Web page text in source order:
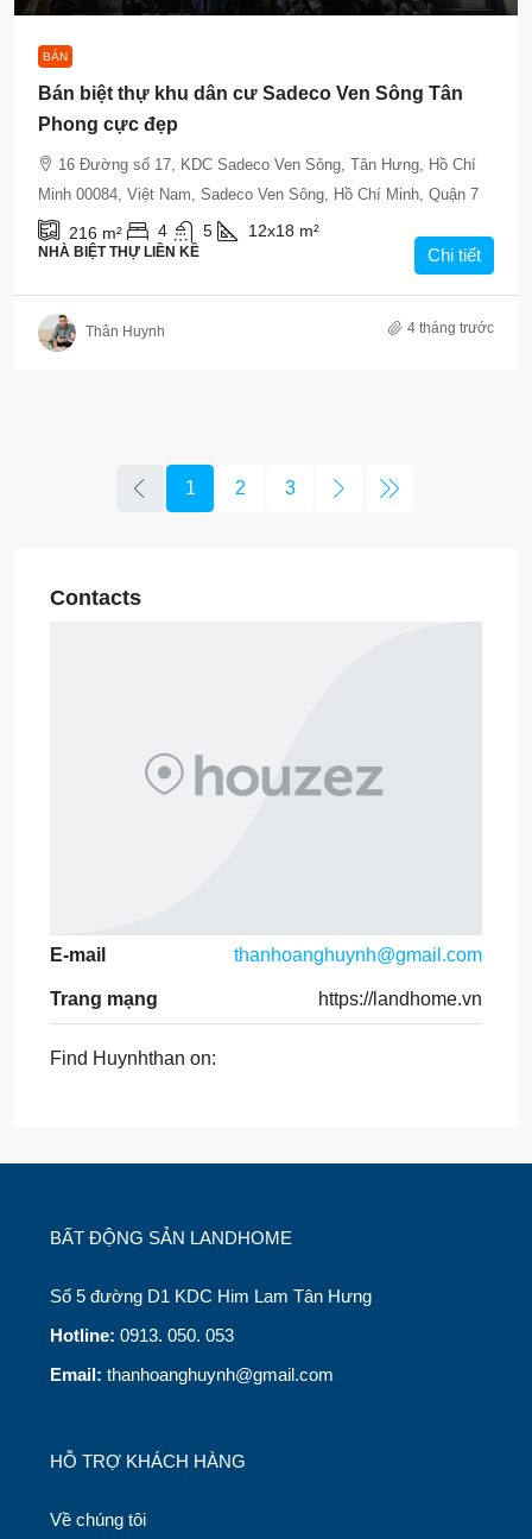
BÁN
Bán biệt thự khu dân cư Sadeco Ven Sông Tân
Phong cực đẹp
16 Đường số 17, KDC Sadeco Ven Sông, Tân Hưng, Hồ Chí
Minh 00084, Việt Nam, Sadeco Ven Sông, Hồ Chí Minh, Quận 7
216 m² 4 5 12x18 m²
NHÀ BIỆT THỰ LIỀN KỀ Chi tiết
Thân Huynh 4 tháng trước
1 2 3
Contacts
E-mail thanhoanghuynh@gmail.com
Trang mạng https://landhome.vn
Find Huynhthan on:
BẤT ĐỘNG SẢN LANDHOME
Số 5 đường D1 KDC Him Lam Tân Hưng
Hotline: 0913. 050. 053
Email: thanhoanghuynh@gmail.com
HỖ TRỢ KHÁCH HÀNG
Về chúng tôi